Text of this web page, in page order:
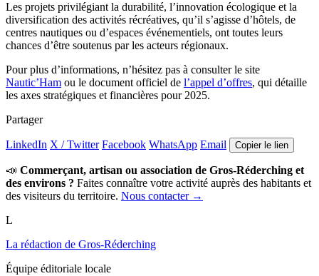
Les projets privilégiant la durabilité, l’innovation écologique et la
diversification des activités récréatives, qu’il s’agisse d’hôtels, de
centres nautiques ou d’espaces événementiels, ont toutes leurs
chances d’être soutenus par les acteurs régionaux.
Pour plus d’informations, n’hésitez pas à consulter le site
Nautic’Ham ou le document officiel de l’appel d’offres, qui détaille
les axes stratégiques et financières pour 2025.
Partager
LinkedIn X / Twitter Facebook WhatsApp Email Copier le lien
📣 Commerçant, artisan ou association de Gros-Réderching et
des environs ? Faites connaître votre activité auprès des habitants et
des visiteurs du territoire. Nous contacter →
L
La rédaction de Gros-Réderching
Équipe éditoriale locale